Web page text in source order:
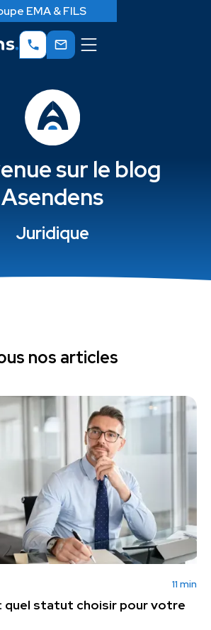
EMA & FILS
sur le blog
Asendens
Juridique
nos articles
11 min
: quel statut choisir pour votre